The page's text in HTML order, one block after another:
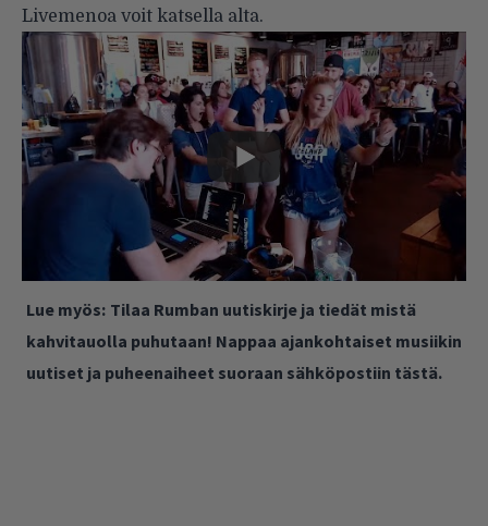
Livemenoa voit katsella alta.
Lue myös: Tilaa Rumban uutiskirje ja tiedät mistä
kahvitauolla puhutaan! Nappaa ajankohtaiset musiikin
uutiset ja puheenaiheet suoraan sähköpostiin tästä.